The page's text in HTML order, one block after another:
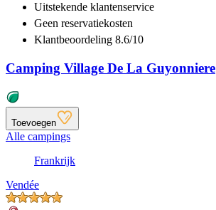
Uitstekende klantenservice
Geen reservatiekosten
Klantbeoordeling 8.6/10
Camping Village De La Guyonniere
Toevoegen
Alle campings
Frankrijk
Vendée